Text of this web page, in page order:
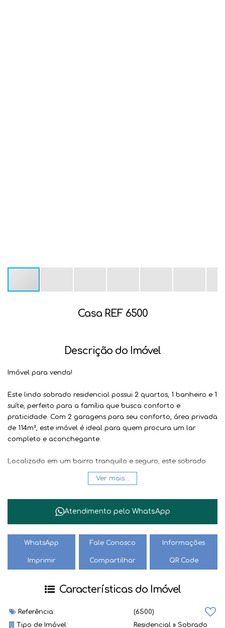
Casa REF 6500
Descrição do Imóvel
Imóvel para venda!
Este lindo sobrado residencial possui 2 quartos, 1 banheiro e 1
suíte, perfeito para a família que busca conforto e
praticidade. Com 2 garagens para seu conforto, área privada
de 114m², este imóvel é ideal para quem procura um lar
completo e aconchegante.
Localizado em um bairro tranquilo e seguro, este sobrado
possui acabamentos de alta qualidade e está pronto para
receber sua família. Não perca a oportunidade de adquirir
Entre em contato para mais informações e agende uma
Ver mais...
Atendimento pelo WhatsApp
WhatsApp Fale Conosco Informações
Imprimir Compartilhar QR Code
Características do Imóvel
Referência:
(6500)
Tipo de Imóvel:
Residencial » Sobrado